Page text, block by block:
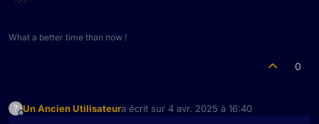
What a better time than now !
0
? Un Ancien Utilisateura écrit sur 4 avr. 2025 à 16:40
dernière édition par